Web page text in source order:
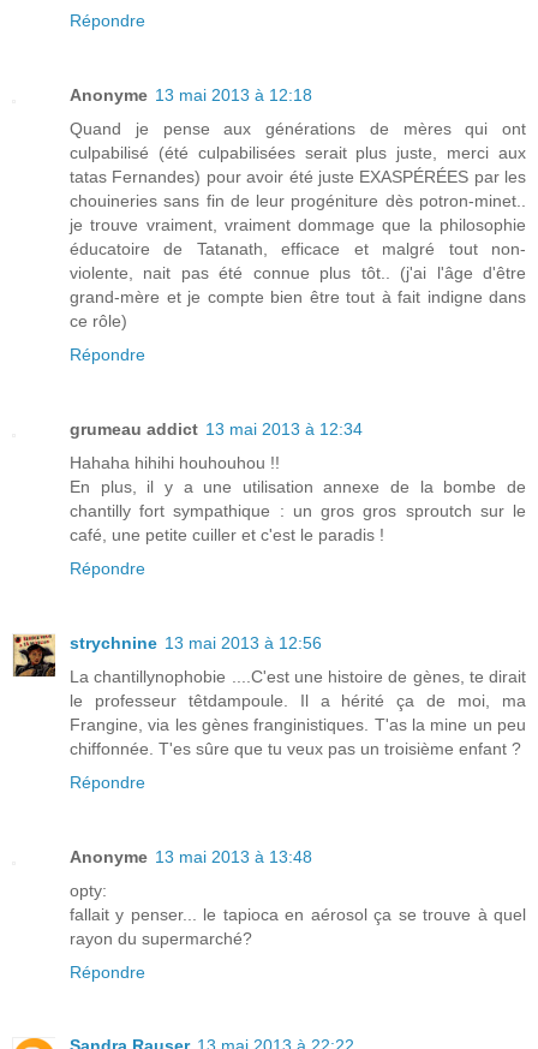
Répondre
Anonyme 13 mai 2013 à 12:18
Quand je pense aux générations de mères qui ont
culpabilisé (été culpabilisées serait plus juste, merci aux
tatas Fernandes) pour avoir été juste EXASPÉRÉES par les
chouineries sans fin de leur progéniture dès potron-minet..
je trouve vraiment, vraiment dommage que la philosophie
éducatoire de Tatanath, efficace et malgré tout non-
violente, nait pas été connue plus tôt.. (j'ai l'âge d'être
grand-mère et je compte bien être tout à fait indigne dans
ce rôle)
Répondre
grumeau addict 13 mai 2013 à 12:34
Hahaha hihihi houhouhou !!
En plus, il y a une utilisation annexe de la bombe de
chantilly fort sympathique : un gros gros sproutch sur le
café, une petite cuiller et c'est le paradis !
Répondre
strychnine 13 mai 2013 à 12:56
La chantillynophobie ....C'est une histoire de gènes, te dirait
le professeur têtdampoule. Il a hérité ça de moi, ma
Frangine, via les gènes franginistiques. T'as la mine un peu
chiffonnée. T'es sûre que tu veux pas un troisième enfant ?
Répondre
Anonyme 13 mai 2013 à 13:48
opty:
fallait y penser... le tapioca en aérosol ça se trouve à quel
rayon du supermarché?
Répondre